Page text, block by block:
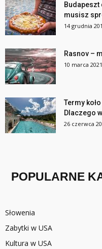
Budapeszt
musisz
14 grudnia
Rasnov –
10 marca 2021
Termy
Dlaczego
26 czerwca
POPULARNE
Słowenia
Zabytki w USA
Kultura w USA